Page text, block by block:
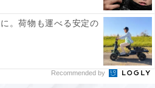
。荷物も運べる安定の
Recommended by